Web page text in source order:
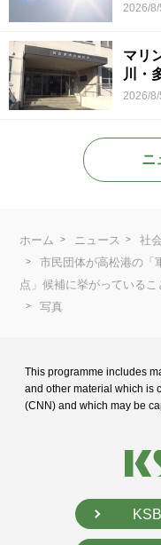
2026/
マリ
川・
2026/
ニ
ホーム ニュース
社会
市民団体が高松港の
点」候補に挙がっているこ
写真
This programme includes
and other material which is
(CNN) and which may be